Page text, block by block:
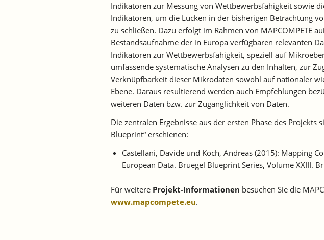
Indikatoren zur Messung von Wettbewerbsfähigkeit sowie
Indikatoren, um die Lücken in der bisherigen Betrachtung
zu schließen. Dazu erfolgt im Rahmen von MAPCOMPETE
Bestandsaufnahme der in Europa verfügbaren relevanten
Indikatoren zur Wettbewerbsfähigkeit, speziell auf
umfassende systematische Analysen zu den Inhalten, zur
Verknüpfbarkeit dieser Mikrodaten sowohl auf nationaler
Ebene. Daraus resultierend werden auch Empfehlungen
weiteren Daten bzw. zur Zugänglichkeit von Daten.
Die zentralen Ergebnisse aus der ersten Phase des Projekts
Blueprint“ erschienen:
Castellani, Davide und Koch, Andreas (2015): Mapping
European Data. Bruegel Blueprint Series, Volume XXIII.
Für weitere Projekt-Informationen besuchen Sie die
www.mapcompete.eu.